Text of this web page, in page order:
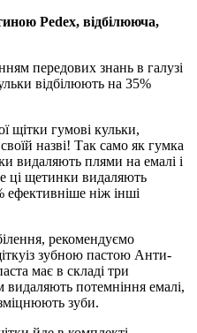
Pedex, відбілююча,
передових знань в галузі
відбілюють на 35%
щітки гумові кульки,
назві! Так само як гумка
видаляють плями на емалі і
ці щетинки видаляють
ніж інші
рекомендуємо
зубною пастою Анти-
має в складі три
потемніння емалі,
зуби.